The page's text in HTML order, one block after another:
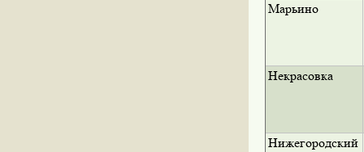
Марьино
Некрасовка
Нижегородский